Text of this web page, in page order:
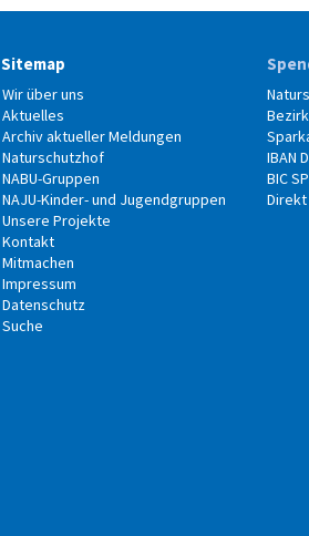
Sitemap
Wir über uns
Aktuelles
Archiv aktueller Meldungen
Naturschutzhof
NABU-Gruppen
NAJU-Kinder- und Jugendgruppen
Unsere Projekte
Kontakt
Mitmachen
Impressum
Datenschutz
Suche
IBAN
BIC